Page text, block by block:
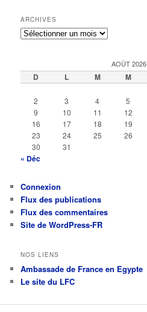
ARCHIVES
Archives
AOÛT 2026
D L M M
2
3 4 5
9
10 11 12
16
17 18 19
23
24 25 26
30
31
« Déc
Connexion
Flux des publications
Flux des commentaires
Site de WordPress-FR
NOS LIENS
Ambassade de France en Egypte
Le site du LFC